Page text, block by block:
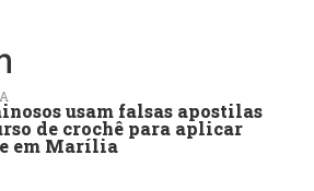
usam falsas apostilas
de crochê para aplicar
em Marília